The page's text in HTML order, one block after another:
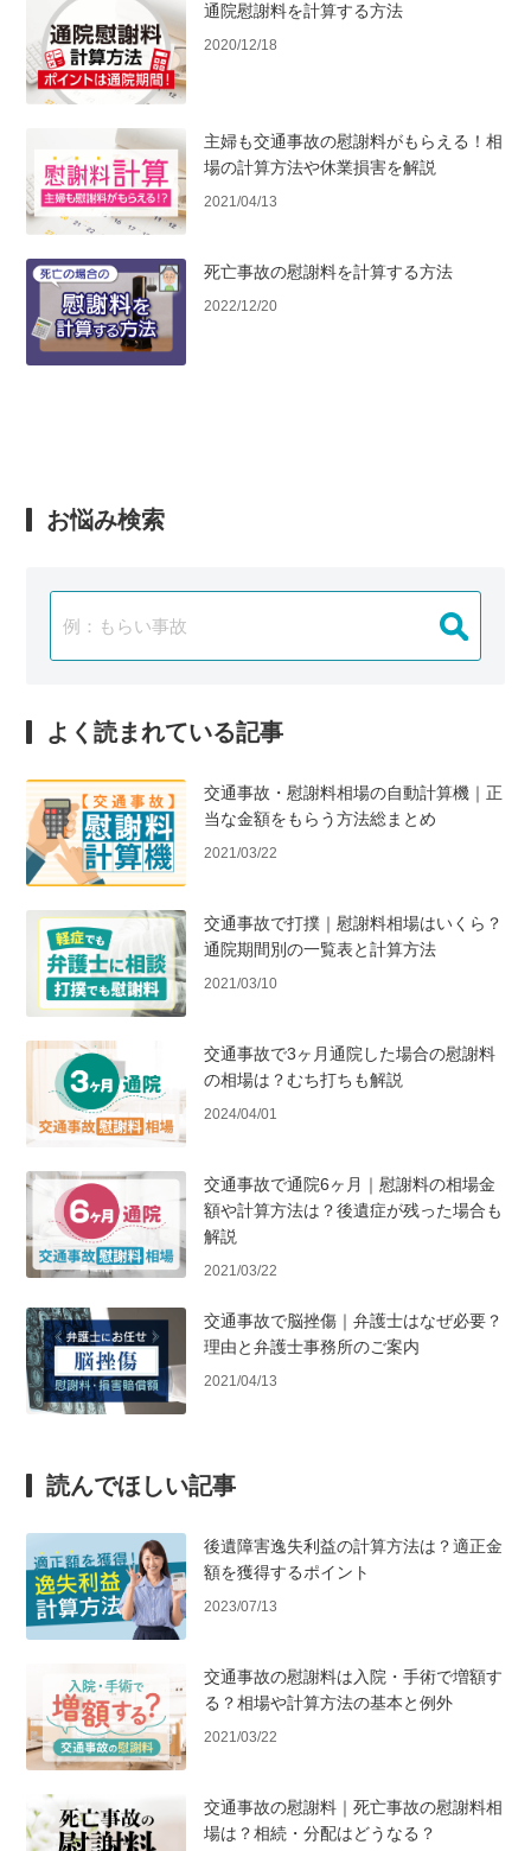
通院慰謝料を計算する方法
2020/12/18
主婦も交通事故の慰謝料がもらえる！相
場の計算方法や休業損害を解説
2021/04/13
死亡事故の慰謝料を計算する方法
2022/12/20
お悩み検索
よく読まれている記事
交通事故・慰謝料相場の自動計算機｜正
当な金額をもらう方法総まとめ
2021/03/22
交通事故で打撲｜慰謝料相場はいくら？
通院期間別の一覧表と計算方法
2021/03/10
交通事故で3ヶ月通院した場合の慰謝料
の相場は？むち打ちも解説
2024/04/01
交通事故で通院6ヶ月｜慰謝料の相場金
額や計算方法は？後遺症が残った場合も
解説
2021/03/22
交通事故で脳挫傷｜弁護士はなぜ必要？
理由と弁護士事務所のご案内
2021/04/13
読んでほしい記事
後遺障害逸失利益の計算方法は？適正金
額を獲得するポイント
2023/07/13
交通事故の慰謝料は入院・手術で増額す
る？相場や計算方法の基本と例外
2021/03/22
交通事故の慰謝料｜死亡事故の慰謝料相
場は？相続・分配はどうなる？